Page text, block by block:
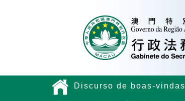
Discurso de boas-vindas